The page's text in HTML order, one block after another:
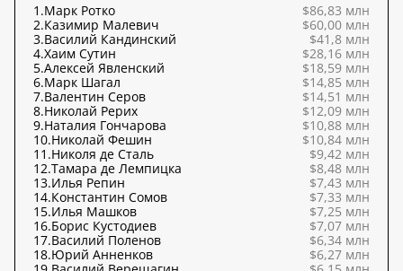
1.Марк Ротко
$86,83 млн
2.Казимир Малевич
$60,00 млн
3.Василий Кандинский
$41,8 млн
4.Хаим Сутин
$28,16 млн
5.Алексей Явленский
$18,59 млн
6.Марк Шагал
$14,85 млн
7.Валентин Серов
$14,51 млн
8.Николай Рерих
$12,09 млн
9.Наталия Гончарова
$10,88 млн
10.Николай Фешин
$10,84 млн
11.Николя де Сталь
$9,42 млн
12.Тамара де Лемпицка
$8,48 млн
13.Илья Репин
$7,43 млн
14.Константин Сомов
$7,33 млн
15.Илья Машков
$7,25 млн
16.Борис Кустодиев
$7,07 млн
17.Василий Поленов
$6,34 млн
18.Юрий Анненков
$6,27 млн